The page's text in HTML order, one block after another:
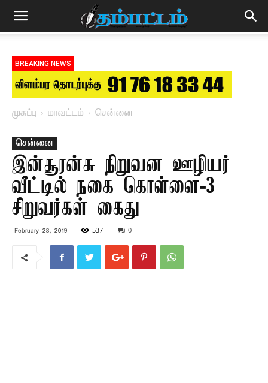
BREAKING NEWS
முகப்பு மாவட்டம் சென்னை
சென்னை
இன்சூரன்சு நிறுவன ஊழியர்
வீட்டில் நகை கொள்ளை-3
சிறுவர்கள் கைது
February 28, 2019 537 0